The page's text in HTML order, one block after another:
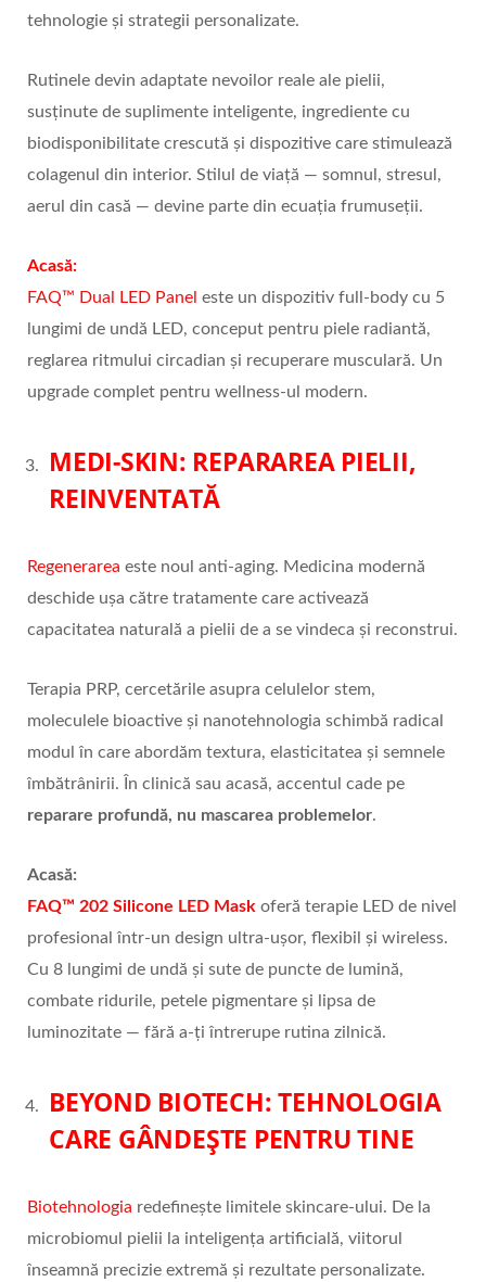
tehnologie și strategii personalizate.
Rutinele devin adaptate nevoilor reale ale pielii,
susținute de suplimente inteligente, ingrediente cu
biodisponibilitate crescută și dispozitive care stimulează
colagenul din interior. Stilul de viață — somnul, stresul,
aerul din casă — devine parte din ecuația frumuseții.
Acasă:
FAQ™ Dual LED Panel este un dispozitiv full-body cu 5
lungimi de undă LED, conceput pentru piele radiantă,
reglarea ritmului circadian și recuperare musculară. Un
upgrade complet pentru wellness-ul modern.
MEDI-SKIN: REPARAREA PIELII,
REINVENTATĂ
Regenerarea este noul anti-aging. Medicina modernă
deschide ușa către tratamente care activează
capacitatea naturală a pielii de a se vindeca și reconstrui.
Terapia PRP, cercetările asupra celulelor stem,
moleculele bioactive și nanotehnologia schimbă radical
modul în care abordăm textura, elasticitatea și semnele
îmbătrânirii. În clinică sau acasă, accentul cade pe
reparare profundă, nu mascarea problemelor.
Acasă:
FAQ™ 202 Silicone LED Mask oferă terapie LED de nivel
profesional într-un design ultra-ușor, flexibil și wireless.
Cu 8 lungimi de undă și sute de puncte de lumină,
combate ridurile, petele pigmentare și lipsa de
luminozitate — fără a-ți întrerupe rutina zilnică.
BEYOND BIOTECH: TEHNOLOGIA
CARE GÂNDEȘTE PENTRU TINE
Biotehnologia redefinește limitele skincare-ului. De la
microbiomul pielii la inteligența artificială, viitorul
înseamnă precizie extremă și rezultate personalizate.